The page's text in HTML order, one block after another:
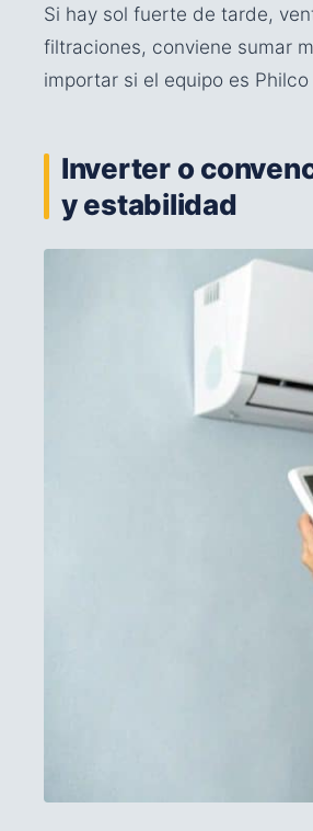
Si hay sol fuerte de tarde,
filtraciones, conviene sumar
importar si el equipo es Philco
Inverter o
y estabilidad